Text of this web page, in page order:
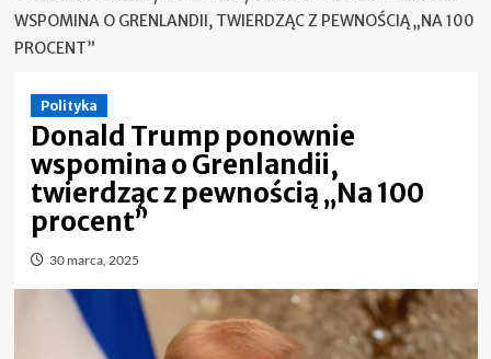
WSPOMINA O GRENLANDII, TWIERDZĄC Z PEWNOŚCIĄ „NA 100
PROCENT”
Polityka
Donald Trump ponownie
wspomina o Grenlandii,
twierdząc z pewnością „Na 100
procent”
30 marca, 2025